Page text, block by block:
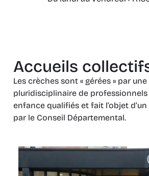
Accueils
Les crèches sont « gérées » par
pluridisciplinaire de
enfance qualifiés et fait l’objet
par le Conseil Départemental.